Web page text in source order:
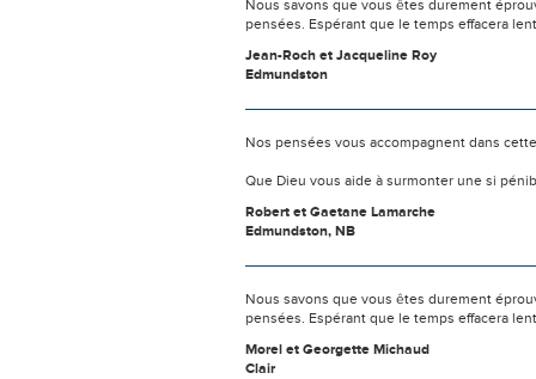
Nous savons que vous êtes durement
pensées. Espérant que le temps effacera
Jean-Roch et Jacqueline Roy
Edmundston
Nos pensées vous accompagnent dans
Que Dieu vous aide à surmonter une si
Robert et Gaetane Lamarche
Edmundston, NB
Nous savons que vous êtes durement
pensées. Espérant que le temps effacera
Morel et Georgette Michaud
Clair